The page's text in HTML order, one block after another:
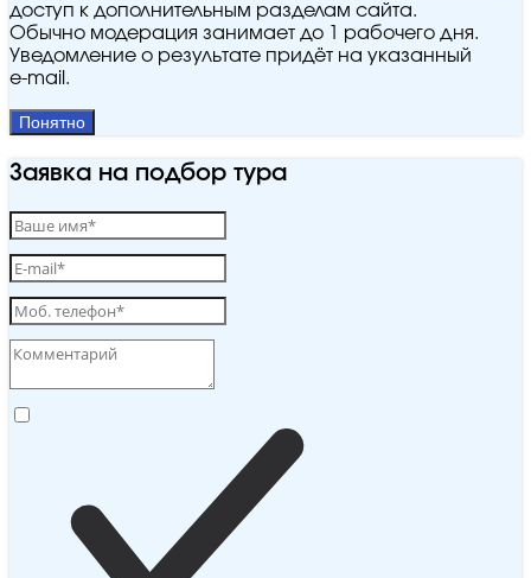
доступ к дополнительным разделам сайта.
Обычно модерация занимает до 1 рабочего дня.
Уведомление о результате придёт на указанный
e‑mail.
Понятно
Заявка на подбор тура